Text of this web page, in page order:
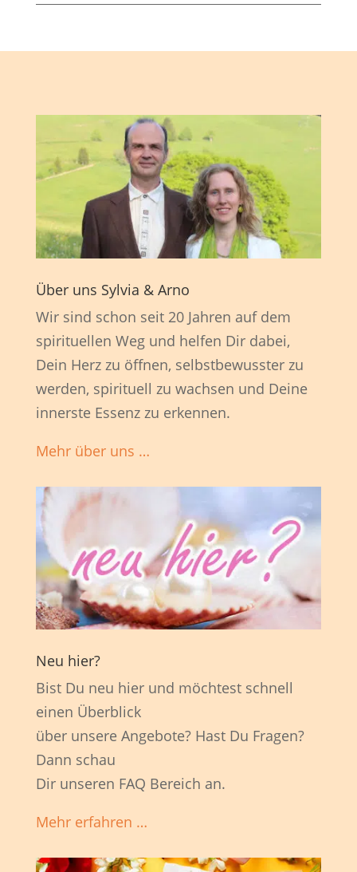
Über uns Sylvia & Arno
Wir sind schon seit 20 Jahren auf dem
spirituellen Weg und helfen Dir dabei,
Dein Herz zu öffnen, selbstbewusster zu
werden, spirituell zu wachsen und Deine
innerste Essenz zu erkennen.
Mehr über uns …
Neu hier?
Bist Du neu hier und möchtest schnell
einen Überblick
über unsere Angebote? Hast Du Fragen?
Dann schau
Dir unseren FAQ Bereich an.
Mehr erfahren …